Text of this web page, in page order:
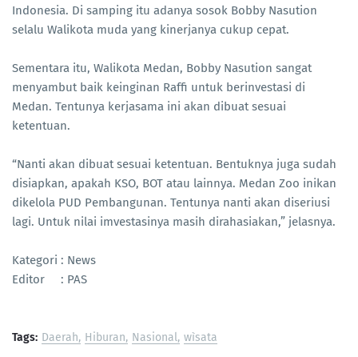
Indonesia. Di samping itu adanya sosok Bobby Nasution
selalu Walikota muda yang kinerjanya cukup cepat.
Sementara itu, Walikota Medan, Bobby Nasution sangat
menyambut baik keinginan Raffi untuk berinvestasi di
Medan. Tentunya kerjasama ini akan dibuat sesuai
ketentuan.
“Nanti akan dibuat sesuai ketentuan. Bentuknya juga sudah
disiapkan, apakah KSO, BOT atau lainnya. Medan Zoo inikan
dikelola PUD Pembangunan. Tentunya nanti akan diseriusi
lagi. Untuk nilai imvestasinya masih dirahasiakan,” jelasnya.
Kategori : News
Editor : PAS
Tags: Daerah Hiburan Nasional wìsata